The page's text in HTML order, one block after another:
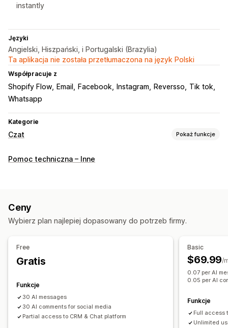
instantly
Języki
Angielski, Hiszpański, i Portugalski (Brazylia)
Ta aplikacja nie została przetłumaczona na język Polski
Współpracuje z
Shopify Flow Email Facebook Instagram Reversso
Tik tok
Whatsapp
Kategorie
Czat Pokaż funkcje
Wiadomości w czasie rzeczywistym
Analiza agentów
Odzyskiwanie koszyka
Weryfikacja płatności przy odbiorze
Rekomendacje produktów
Prośby o recenzje
Aktualizacje zamówienia Sprzedaż krzyżowa
Pomoc techniczna – Inne
Ceny
Wybierz plan najlepiej dopasowany do potrzeb firmy.
Free
Gratis
Funkcje
30 AI messages
30 AI comments for social media
Partial access to CRM & Chat platform
Basic
$69.99/
0.07 per AI
0.05 per AI
Funkcje
Full access
Unlimited